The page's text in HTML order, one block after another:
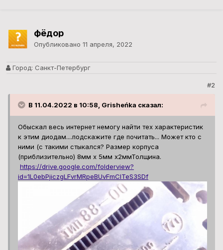
фёдор
Опубликовано 11 апреля, 2022
Город: Санкт-Петербург
#2
В 11.04.2022 в 10:58, Grisheńka сказал:
Обыскал весь интернет немогу найти тех характеристик
к этим диодам....подскажите где почитать... Может кто с
ними (с такими стыкался? Размер корпуса
(приблизительно) 8мм х 5мм х2ммТолщина.
https://drive.google.com/folderview?
id=1L0ebPjiczgLFvrMRpeBUvFmCITeS3SDf